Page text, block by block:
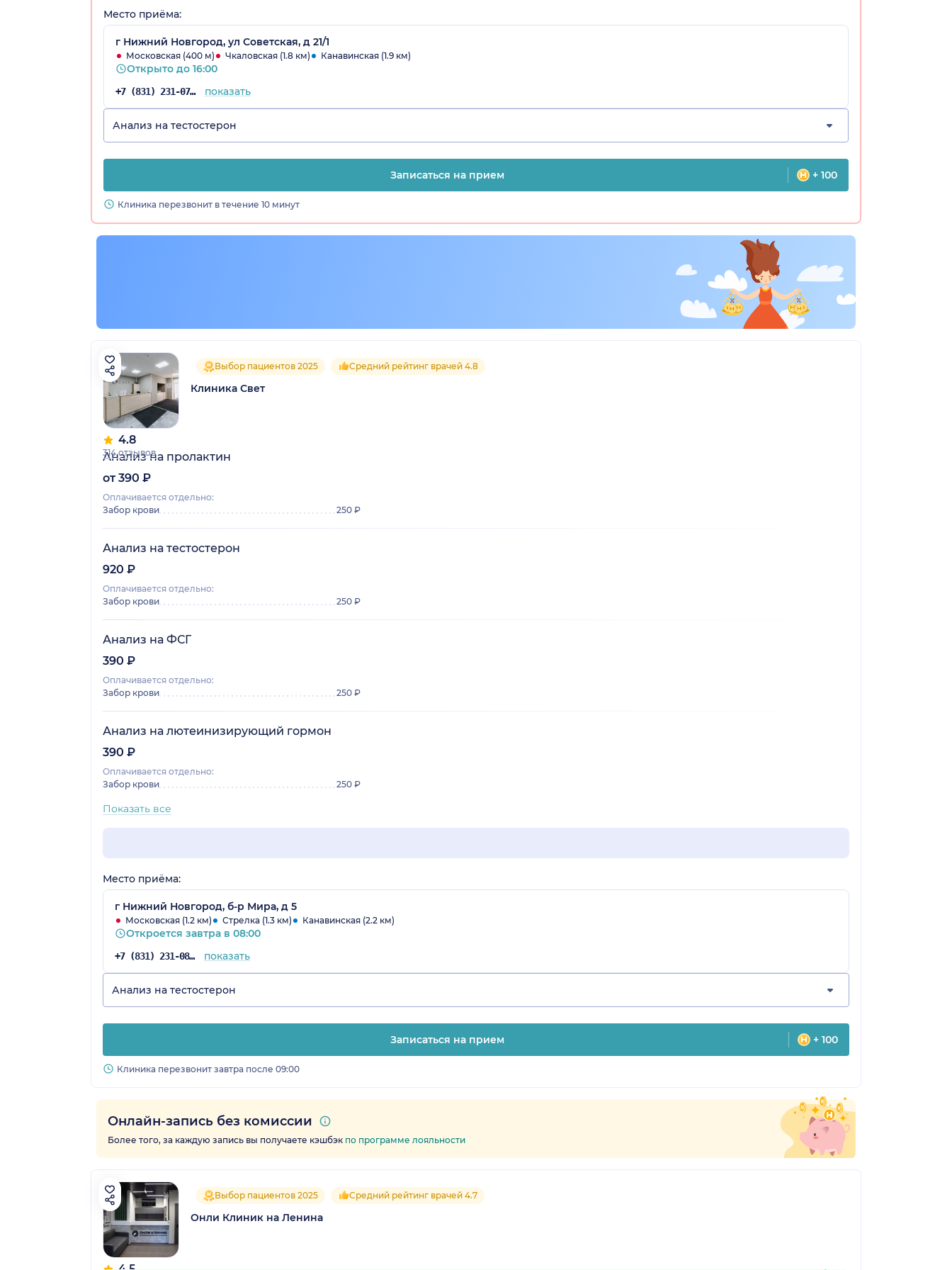
Место приёма:
г Нижний Новгород, ул Советская, д 21/1
Московская (400 м) Чкаловская (1.8 км) Канавинская (1.9 км)
Открыто до 16:00
+7 (831) 231-07-43 показать
Анализ на тестостерон
Записаться на прием + 100
Клиника перезвонит в течение 10 минут
4.8
314 отзывов
Выбор пациентов 2025 Средний рейтинг врачей 4.8
Клиника Свет
Анализ на пролактин
от 390 ₽
Оплачивается отдельно:
Забор крови
250 ₽
Анализ на тестостерон
920 ₽
Оплачивается отдельно:
Забор крови
250 ₽
Анализ на ФСГ
390 ₽
Оплачивается отдельно:
Забор крови
250 ₽
Анализ на лютеинизирующий гормон
390 ₽
Оплачивается отдельно:
Забор крови
250 ₽
Показать все
Место приёма:
г Нижний Новгород, б-р Мира, д 5
Московская (1.2 км) Стрелка (1.3 км) Канавинская (2.2 км)
Откроется завтра в 08:00
+7 (831) 231-08-17 показать
Анализ на тестостерон
Записаться на прием + 100
Клиника перезвонит завтра после 09:00
Онлайн-запись без комиссии
Более того, за каждую запись вы получаете кэшбэк по программе лояльности
Выбор пациентов 2025 Средний рейтинг врачей 4.7
Онли Клиник на Ленина